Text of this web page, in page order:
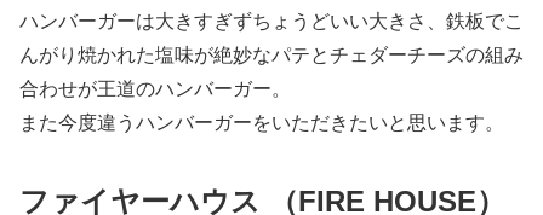
ハンバーガーは大きすぎずちょうどいい大きさ、鉄板でこ
んがり焼かれた塩味が絶妙なパテとチェダーチーズの組み
合わせが王道のハンバーガー。
また今度違うハンバーガーをいただきたいと思います。
ファイヤーハウス （FIRE HOUSE）